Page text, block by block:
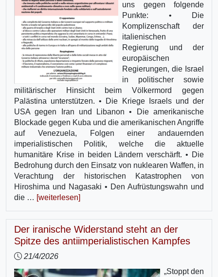
uns gegen folgende
Punkte: • Die
Komplizenschaft der
italienischen
Regierung und der
europäischen
Regierungen, die Israel
in politischer sowie
militärischer Hinsicht beim Völkermord gegen
Palästina unterstützen. • Die Kriege Israels und der
USA gegen Iran und Libanon • Die amerikanische
Blockade gegen Kuba und die amerikanischen Angriffe
auf Venezuela, Folgen einer andauernden
imperialistischen Politik, welche die aktuelle
humanitäre Krise in beiden Ländern verschärft. • Die
Bedrohung durch den Einsatz von nuklearen Waffen, in
Verachtung der historischen Katastrophen von
Hiroshima und Nagasaki • Den Aufrüstungswahn und
die … [weiterlesen]
Der iranische Widerstand steht an der
Spitze des antiimperialistischen Kampfes
21/4/2026
„Stoppt den